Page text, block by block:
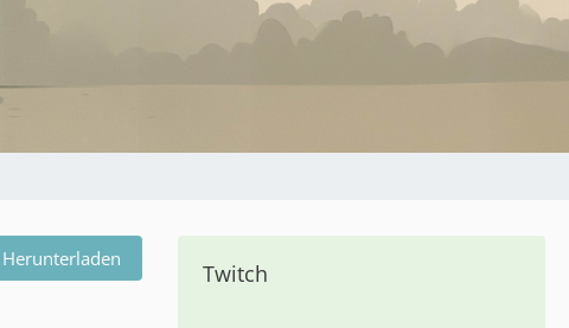
Herunterladen
Twitch